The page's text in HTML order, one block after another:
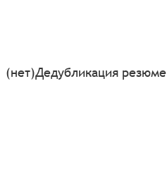
(нет)Дедубликация резюме